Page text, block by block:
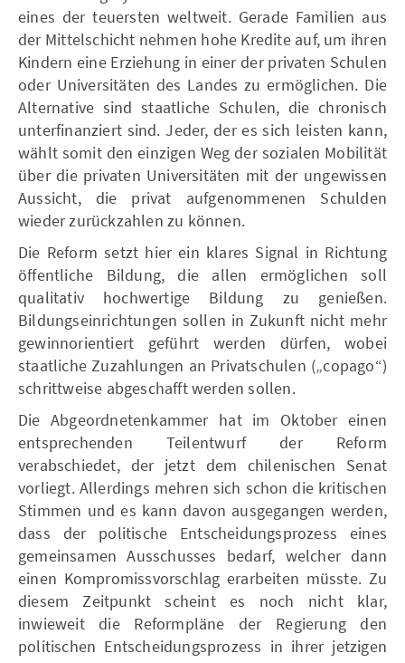
eines der teuersten weltweit. Gerade Familien aus
der Mittelschicht nehmen hohe Kredite auf, um ihren
Kindern eine Erziehung in einer der privaten Schulen
oder Universitäten des Landes zu ermöglichen. Die
Alternative sind staatliche Schulen, die chronisch
unterfinanziert sind. Jeder, der es sich leisten kann,
wählt somit den einzigen Weg der sozialen Mobilität
über die privaten Universitäten mit der ungewissen
Aussicht, die privat aufgenommenen Schulden
wieder zurückzahlen zu können.
Die Reform setzt hier ein klares Signal in Richtung
öffentliche Bildung, die allen ermöglichen soll
qualitativ hochwertige Bildung zu genießen.
Bildungseinrichtungen sollen in Zukunft nicht mehr
gewinnorientiert geführt werden dürfen, wobei
staatliche Zuzahlungen an Privatschulen („copago“)
schrittweise abgeschafft werden sollen.
Die Abgeordnetenkammer hat im Oktober einen
entsprechenden Teilentwurf der Reform
verabschiedet, der jetzt dem chilenischen Senat
vorliegt. Allerdings mehren sich schon die kritischen
Stimmen und es kann davon ausgegangen werden,
dass der politische Entscheidungsprozess eines
gemeinsamen Ausschusses bedarf, welcher dann
einen Kompromissvorschlag erarbeiten müsste. Zu
diesem Zeitpunkt scheint es noch nicht klar,
inwieweit die Reformpläne der Regierung den
politischen Entscheidungsprozess in ihrer jetzigen